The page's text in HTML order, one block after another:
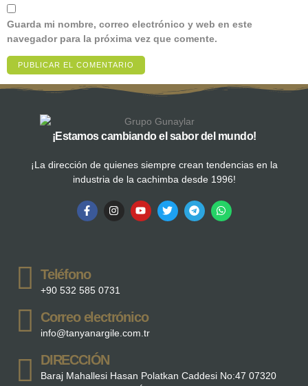
Guarda mi nombre, correo electrónico y web en este
navegador para la próxima vez que comente.
¡Estamos cambiando el sabor del mundo!
¡La dirección de quienes siempre crean tendencias en la
industria de la cachimba desde 1996!
Teléfono
+90 532 585 0731
Correo electrónico
info@tanyanargile.com.tr
DIRECCIÓN
Baraj Mahallesi Hasan Polatkan Caddesi No:47 07320